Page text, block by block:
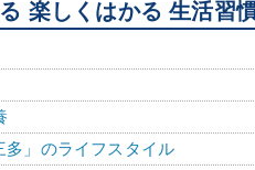
る 楽しくはかる 生活習
多」のライフスタイル